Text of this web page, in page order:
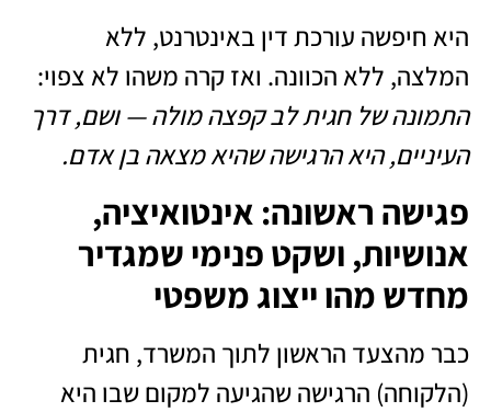
היא חיפשה עורכת דין באינטרנט, ללא
המלצה, ללא הכוונה. ואז קרה משהו לא צפוי:
התמונה של חגית לב קפצה מולה — ושם, דרך
העיניים, היא הרגישה שהיא מצאה בן אדם.
פגישה ראשונה: אינטואיציה,
אנושיות, ושקט פנימי שמגדיר
מחדש מהו ייצוג משפטי
כבר מהצעד הראשון לתוך המשרד, חגית
(הלקוחה) הרגישה שהגיעה למקום שבו היא